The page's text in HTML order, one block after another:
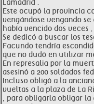
Lamadrid .
Este ocupó la provincia
vengándose vengando
había vencido dos veces
Se dedicó a buscar los
Facundo tendría
que no dudó en utilizar
En represalia por la
asesinó a 200 soldados
Incluso obligó a la
vueltas a la plaza de La
, para obligarla obligar la